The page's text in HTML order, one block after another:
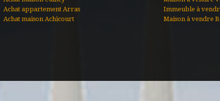
Achat appartement Arras
Achat maison Achicourt
Immeuble à
Maison à vendre